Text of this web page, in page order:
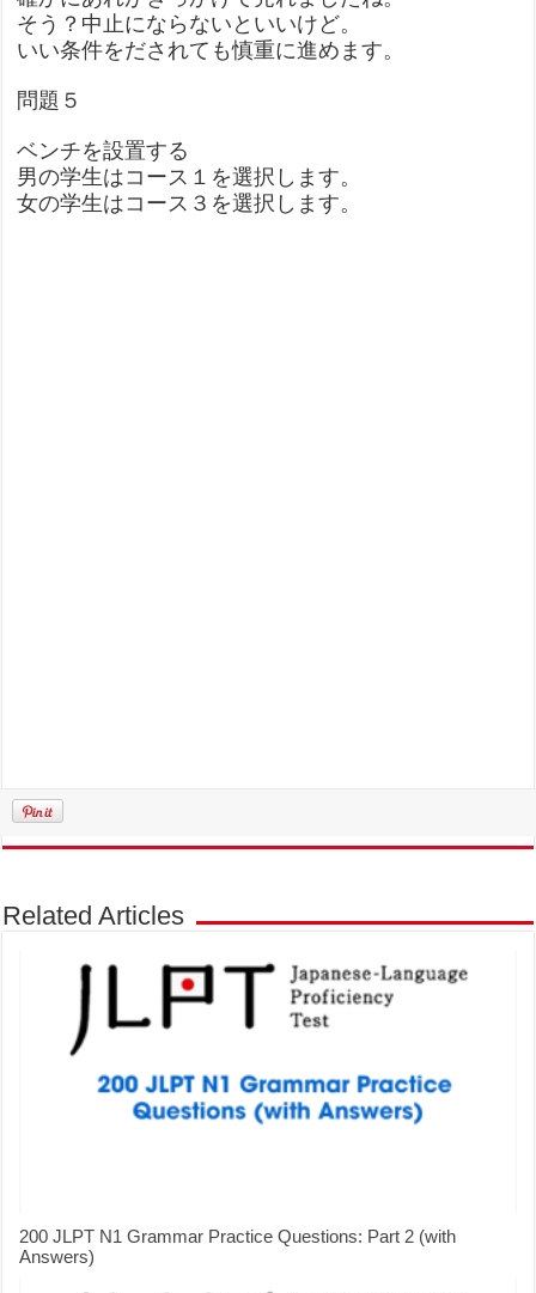
そう？中止にならないといいけど。
いい条件をだされても慎重に進めます。
問題５
ベンチを設置する
男の学生はコース１を選択します。
女の学生はコース３を選択します。
Related Articles
200 JLPT N1 Grammar Practice Questions: Part 2 (with
Answers)